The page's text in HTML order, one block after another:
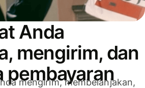
Anda
mengirim, dan
pembayaran
mengirim, membelanjakan,